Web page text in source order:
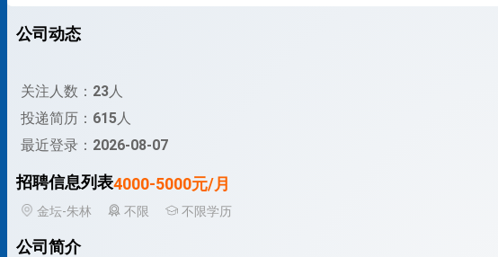
公司动态
关注人数： 23人
投递简历： 615人
最近登录： 2026-08-07
招聘信息列表4000-5000元/月
金坛-朱林
不限 不限学历
公司简介